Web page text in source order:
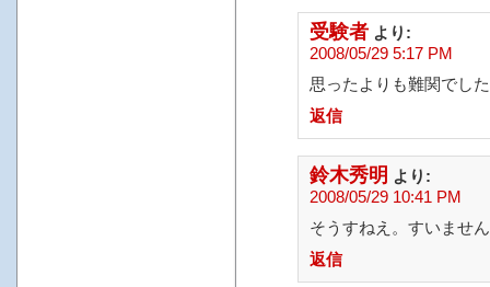
受験者 より:
2008/05/29 5:17 PM
思ったよりも難関でし
返信
鈴木秀明 より:
2008/05/29 10:41 PM
そうすねえ。すいませ
返信